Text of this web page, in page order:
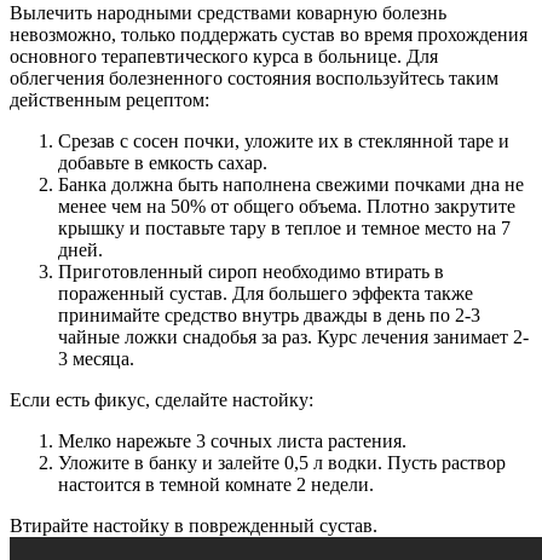
Вылечить народными средствами коварную болезнь
невозможно, только поддержать сустав во время прохождения
основного терапевтического курса в больнице. Для
облегчения болезненного состояния воспользуйтесь таким
действенным рецептом:
Срезав с сосен почки, уложите их в стеклянной таре и
добавьте в емкость сахар.
Банка должна быть наполнена свежими почками дна не
менее чем на 50% от общего объема. Плотно закрутите
крышку и поставьте тару в теплое и темное место на 7
дней.
Приготовленный сироп необходимо втирать в
пораженный сустав. Для большего эффекта также
принимайте средство внутрь дважды в день по 2-3
чайные ложки снадобья за раз. Курс лечения занимает 2-
3 месяца.
Если есть фикус, сделайте настойку:
Мелко нарежьте 3 сочных листа растения.
Уложите в банку и залейте 0,5 л водки. Пусть раствор
настоится в темной комнате 2 недели.
Втирайте настойку в поврежденный сустав.